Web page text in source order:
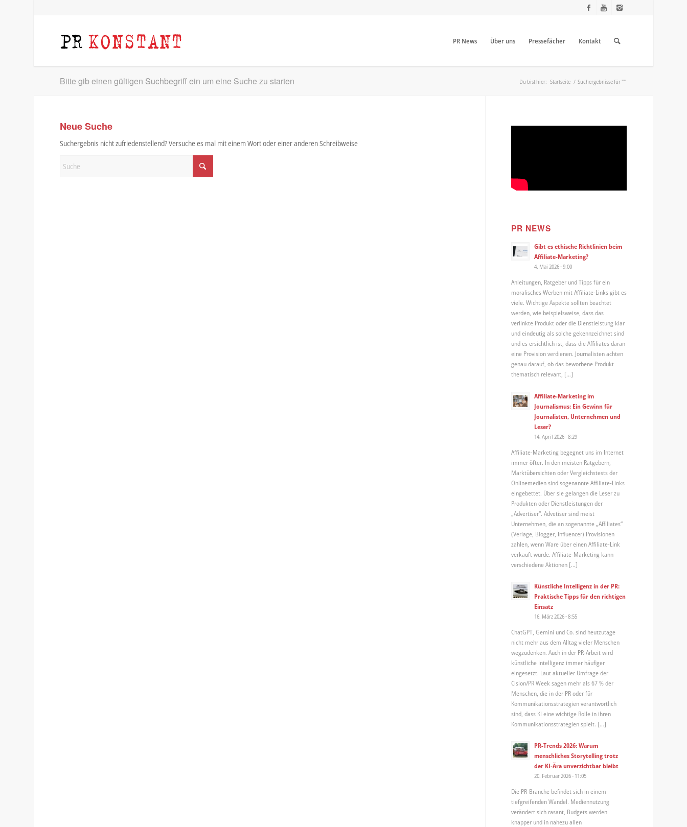
PR News Über uns Pressefächer Kontakt
Bitte gib einen gültigen Suchbegriff ein um eine Suche zu starten Du bist hier: Startseite / Suchergebnisse für ""
Neue Suche
Suchergebnis nicht zufriedenstellend? Versuche es mal mit einem Wort oder einer anderen Schreibweise
PR NEWS
Gibt es ethische Richtlinien beim
Affiliate-Marketing?
4. Mai 2026 - 9:00
Anleitungen, Ratgeber und Tipps für ein
moralisches Werben mit Affiliate-Links gibt es
viele. Wichtige Aspekte sollten beachtet
werden, wie beispielsweise, dass das
verlinkte Produkt oder die Dienstleistung klar
und eindeutig als solche gekennzeichnet sind
und es ersichtlich ist, dass die Affiliates daran
eine Provision verdienen. Journalisten achten
genau darauf, ob das beworbene Produkt
thematisch relevant, […]
Affiliate-Marketing im
Journalismus: Ein Gewinn für
Journalisten, Unternehmen und
Leser?
14. April 2026 - 8:29
Affiliate-Marketing begegnet uns im Internet
immer öfter. In den meisten Ratgebern,
Marktübersichten oder Vergleichstests der
Onlinemedien sind sogenannte Affiliate-Links
eingebettet. Über sie gelangen die Leser zu
Produkten oder Dienstleistungen der
„Advertiser“. Advetiser sind meist
Unternehmen, die an sogenannte „Affiliates“
(Verlage, Blogger, Influencer) Provisionen
zahlen, wenn Ware über einen Affiliate-Link
verkauft wurde. Affiliate-Marketing kann
verschiedene Aktionen […]
Künstliche Intelligenz in der PR:
Praktische Tipps für den richtigen
Einsatz
16. März 2026 - 8:55
ChatGPT, Gemini und Co. sind heutzutage
nicht mehr aus dem Alltag vieler Menschen
wegzudenken. Auch in der PR-Arbeit wird
künstliche Intelligenz immer häufiger
eingesetzt. Laut aktueller Umfrage der
Cision/PR Week sagen mehr als 67 % der
Menschen, die in der PR oder für
Kommunikationsstrategien verantwortlich
sind, dass KI eine wichtige Rolle in ihren
Kommunikationsstrategien spielt. […]
PR-Trends 2026: Warum
menschliches Storytelling trotz
der KI-Ära unverzichtbar bleibt
20. Februar 2026 - 11:05
Die PR-Branche befindet sich in einem
tiefgreifenden Wandel. Mediennutzung
verändert sich rasant, Budgets werden
knapper und in nahezu allen